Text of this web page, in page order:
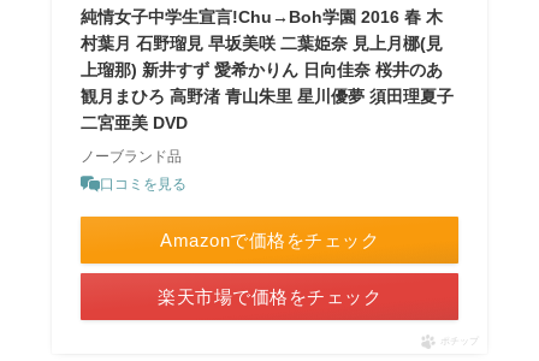
純情女子中学生宣言!Chu→Boh学園 2016 春 木
村葉月 石野瑠見 早坂美咲 二葉姫奈 見上月梛(見
上瑠那) 新井すず 愛希かりん 日向佳奈 桜井のあ
観月まひろ 高野渚 青山朱里 星川優夢 須田理夏子
二宮亜美 DVD
ノーブランド品
口コミを見る
Amazonで価格をチェック
楽天市場で価格をチェック
ポチップ